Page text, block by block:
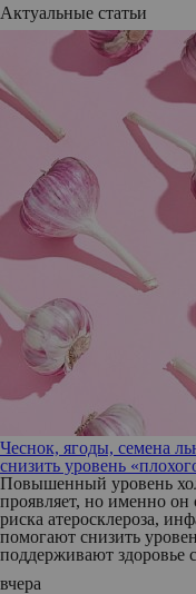
Актуальные статьи
Чеснок, ягоды, семена
снизить уровень
Повышенный уровень
проявляет, но именно он
риска атеросклероза,
помогают снизить
поддерживают здоровье
вчера